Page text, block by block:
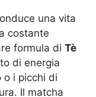
una vita
costante
formula di Tè
di energia
o i picchi di
Il matcha